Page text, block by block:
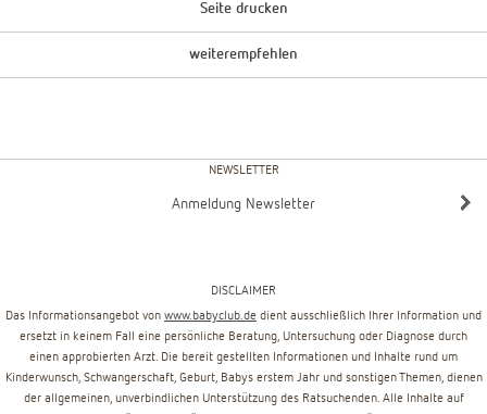
Seite drucken
weiterempfehlen
NEWSLETTER
Anmeldung Newsletter
DISCLAIMER
Das Informationsangebot von www.babyclub.de dient ausschließlich Ihrer Information und
ersetzt in keinem Fall eine persönliche Beratung, Untersuchung oder Diagnose durch
einen approbierten Arzt. Die bereit gestellten Informationen und Inhalte rund um
Kinderwunsch, Schwangerschaft, Geburt, Babys erstem Jahr und sonstigen Themen, dienen
der allgemeinen, unverbindlichen Unterstützung des Ratsuchenden. Alle Inhalte auf